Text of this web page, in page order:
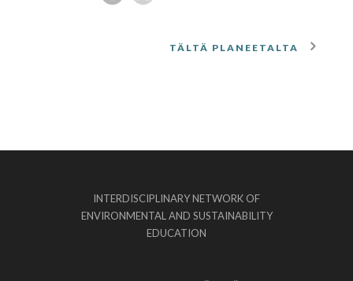
TÄLTÄ PLANEETALTA
INTERDISCIPLINARY NETWORK OF
ENVIRONMENTAL AND SUSTAINABILITY
EDUCATION